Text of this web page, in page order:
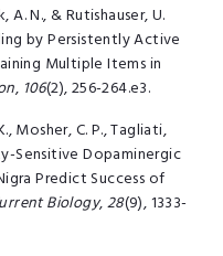
A. N., & Rutishauser, U.
by Persistently Active
Multiple Items in
, 106(2), 256-264.e3.
Mosher, C. P., Tagliati,
Sensitive Dopaminergic
Predict Success of
Biology,28(9), 1333-